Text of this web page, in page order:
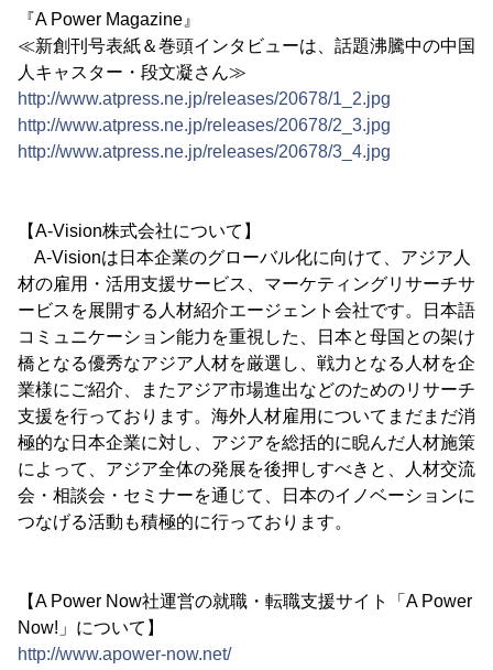
『A Power Magazine』
≪新創刊号表紙＆巻頭インタビューは、話題沸騰中の中国
人キャスター・段文凝さん≫
http://www.atpress.ne.jp/releases/20678/1_2.jpg
http://www.atpress.ne.jp/releases/20678/2_3.jpg
http://www.atpress.ne.jp/releases/20678/3_4.jpg
【A-Vision株式会社について】
A-Visionは日本企業のグローバル化に向けて、アジア人
材の雇用・活用支援サービス、マーケティングリサーチサ
ービスを展開する人材紹介エージェント会社です。日本語
コミュニケーション能力を重視した、日本と母国との架け
橋となる優秀なアジア人材を厳選し、戦力となる人材を企
業様にご紹介、またアジア市場進出などのためのリサーチ
支援を行っております。海外人材雇用についてまだまだ消
極的な日本企業に対し、アジアを総括的に睨んだ人材施策
によって、アジア全体の発展を後押しすべきと、人材交流
会・相談会・セミナーを通じて、日本のイノベーションに
つなげる活動も積極的に行っております。
【A Power Now社運営の就職・転職支援サイト「A Power
Now!」について】
http://www.apower-now.net/